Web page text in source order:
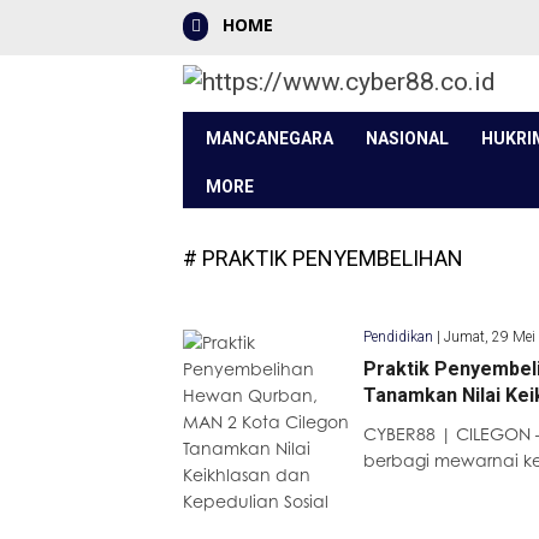
HOME
MANCANEGARA NASIONAL
MORE
# PRAKTIK PENYEMBELIHAN
Pendidikan Jumat, 29
Praktik
Tanamkan Nilai
CYBER88 |
berbagi mewarnai